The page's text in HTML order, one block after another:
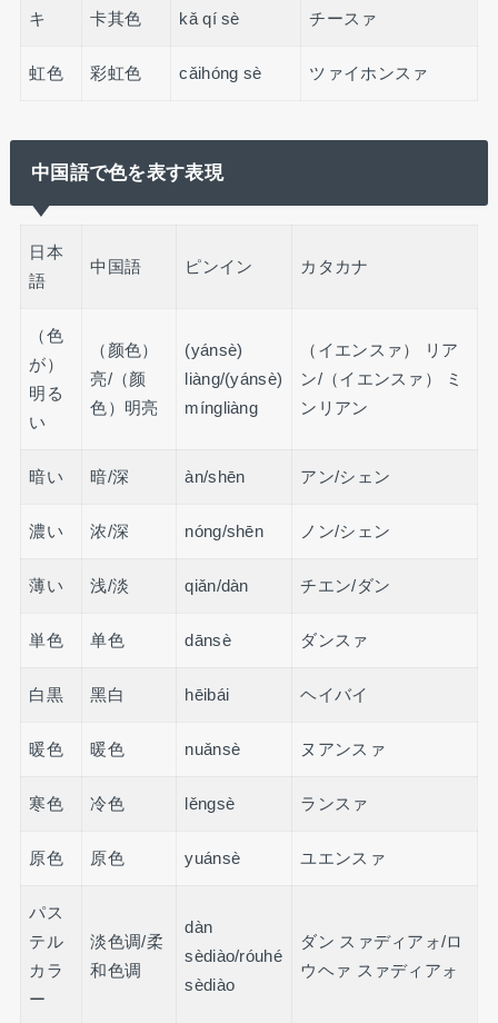
キ
卡其色
kǎ qí sè
チースァ
虹色 彩虹色 cǎihóng sè ツァイホンスァ
中国語で色を表す表現
日本
語
中国語 ピンイン カタカナ
（色
が）
明る
い
（颜色）
亮/（颜
色）明亮
(yánsè)
liàng/(yánsè)
míngliàng
（イエンスァ） リア
ン/（イエンスァ） ミ
ンリアン
暗い 暗/深 àn/shēn アン/シェン
濃い 浓/深 nóng/shēn ノン/シェン
薄い 浅/淡 qiǎn/dàn チエン/ダン
単色 单色 dānsè ダンスァ
白黒 黑白 hēibái ヘイバイ
暖色 暖色 nuǎnsè ヌアンスァ
寒色 冷色 lěngsè ランスァ
原色 原色 yuánsè ユエンスァ
パス
テル
カラ
ー
淡色调/柔
和色调
dàn
sèdiào/róuhé
sèdiào
ダン スァディアォ/ロ
ウヘァ スァディアォ